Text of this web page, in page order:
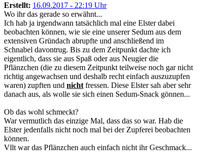
Erstellt: 16.09.2017 - 22:19 Uhr
Wo ihr das gerade so erwähnt...
Ich hab ja irgendwann tatsächlich mal eine Elster dabei
beobachten können, wie sie eine unserer Sedum aus dem
extensiven Gründach abrupfte und anschließend im
Schnabel davontrug. Bis zu dem Zeitpunkt dachte ich
eigentlich, dass sie aus Spaß oder aus Neugier die
Pflänzchen (die zu diesem Zeitpunkt teilweise noch gar nicht
richtig angewachsen und deshalb recht einfach auszuzupfen
waren) zupften und nicht fressen. Diese Elster sah aber sehr
danach aus, als wolle sie sich einen Sedum-Snack gönnen...
Ob das wohl schmeckt?
War vermutlich das einzige Mal, dass das so war. Hab die
Elster jedenfalls nicht noch mal bei der Zupferei beobachten
können.
Vllt war das Pflänzchen auch einfach nicht ihr Geschmack...